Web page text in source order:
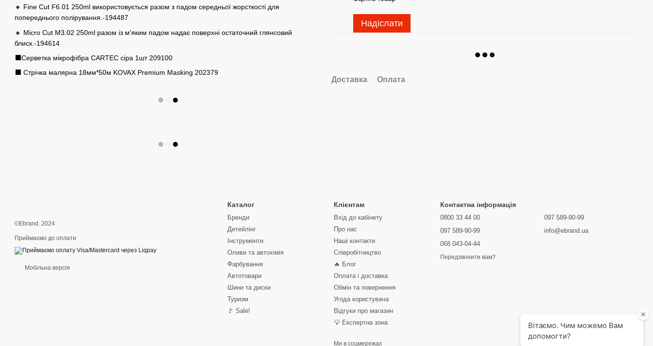
🔸 Fine Cut F6.01 250ml використовується разом з падом середньої жорсткості для
попереднього полірування.-194487
🔸 Micro Cut M3.02 250ml разом із м'яким падом надає поверхні остаточний глянсовий
блиск.-194614
⬛️Серветка мікрофібра CARTEC сіра 1шт 209100
⬛️ Стрічка малярна 18мм*50м KOVAX Premium Masking 202379
Надіслати
Доставка Оплата
©Ebrand. 2024
Приймаємо до оплати
Мобільна версія
Каталог
Бренди
Детейлінг
Інструменти
Оливи та автохімія
Фарбування
Автотовари
Шини та диски
Туризм
🚩 Sale!
Клієнтам
Вхід до кабінету
Про нас
Наші контакти
Співробітництво
🔥 Блог
Оплата і доставка
Обмін та повернення
Угода користувача
Відгуки про магазин
💡 Експертна зона
Ми в соцмережах
Контактна інформація
0800 33 44 00
097 589-90-99
068 043-04-44
Передзвонити вам?
097 589-90-99
info@ebrand.ua